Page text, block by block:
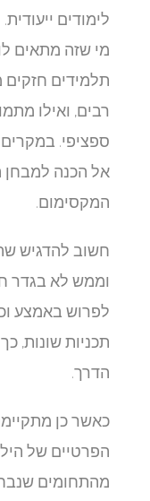
לימודים
מי שזה מתאים
תלמידים חזקים
רבים, ואילו
ספציפי. במקרים
אל הכנה למבחן
המקסימום.
חשוב להדגיש
וממש לא בגדר
לפרוש באמצע וכן
תכניות שונות,
הדרך.
כאשר כן
הפרטיים של
מהתחומים